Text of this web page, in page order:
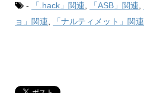
- 「.hack」関連, 「ASB」関連,
ョ」関連, 「ナルティメット」関連